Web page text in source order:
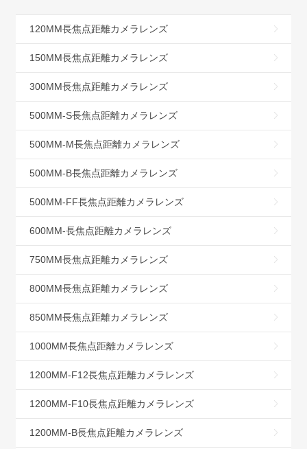
120MM長焦点距離カメラレンズ
150MM長焦点距離カメラレンズ
300MM長焦点距離カメラレンズ
500MM-S長焦点距離カメラレンズ
500MM-M長焦点距離カメラレンズ
500MM-B長焦点距離カメラレンズ
500MM-FF長焦点距離カメラレンズ
600MM-長焦点距離カメラレンズ
750MM長焦点距離カメラレンズ
800MM長焦点距離カメラレンズ
850MM長焦点距離カメラレンズ
1000MM長焦点距離カメラレンズ
1200MM-F12長焦点距離カメラレンズ
1200MM-F10長焦点距離カメラレンズ
1200MM-B長焦点距離カメラレンズ